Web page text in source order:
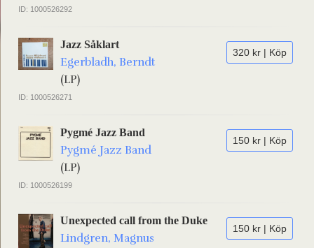
ID: 1000526292
320 kr | Köp
Jazz Såklart
Egerbladh, Berndt
(LP)
ID: 1000526271
150 kr | Köp
Pygmé Jazz Band
Pygmé Jazz Band
(LP)
ID: 1000526199
150 kr | Köp
Unexpected call from the Duke
Lindgren, Magnus